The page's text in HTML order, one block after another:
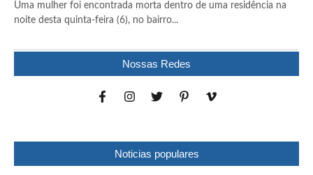
Uma mulher foi encontrada morta dentro de uma residência na
noite desta quinta-feira (6), no bairro...
Nossas Redes
Noticias populares